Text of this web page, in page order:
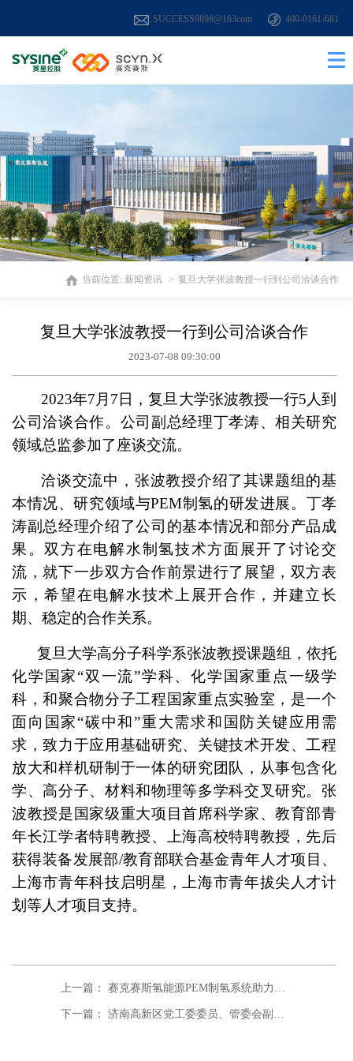
SUCCESS9898@163com 400-0161-681
当前位置: 新闻资讯 复旦大学张波教授一行到公司洽谈合作
复旦大学张波教授一行到公司洽谈合作
2023-07-08 09:30:00
2023年7月7日，复旦大学张波教授一行5人到
公司洽谈合作。公司副总经理丁孝涛、相关研究
领域总监参加了座谈交流。
洽谈交流中，张波教授介绍了其课题组的基
本情况、研究领域与PEM制氢的研发进展。丁孝
涛副总经理介绍了公司的基本情况和部分产品成
果。双方在电解水制氢技术方面展开了讨论交
流，就下一步双方合作前景进行了展望，双方表
示，希望在电解水技术上展开合作，并建立长
期、稳定的合作关系。
复旦大学高分子科学系张波教授课题组，依托
化学国家“双一流”学科、化学国家重点一级学
科，和聚合物分子工程国家重点实验室，是一个
面向国家“碳中和”重大需求和国防关键应用需
求，致力于应用基础研究、关键技术开发、工程
放大和样机研制于一体的研究团队，从事包含化
学、高分子、材料和物理等多学科交叉研究。张
波教授是国家级重大项目首席科学家、教育部青
年长江学者特聘教授、上海高校特聘教授，先后
获得装备发展部/教育部联合基金青年人才项目、
上海市青年科技启明星，上海市青年拔尖人才计
划等人才项目支持。
上一篇： 赛克赛斯氢能源PEM制氢系统助力煤电一体化发展，实现新建特高压百万（千瓦级）外送机组完美运行
下一篇： 济南高新区党工委委员、管委会副主任张磊一行来公司调研